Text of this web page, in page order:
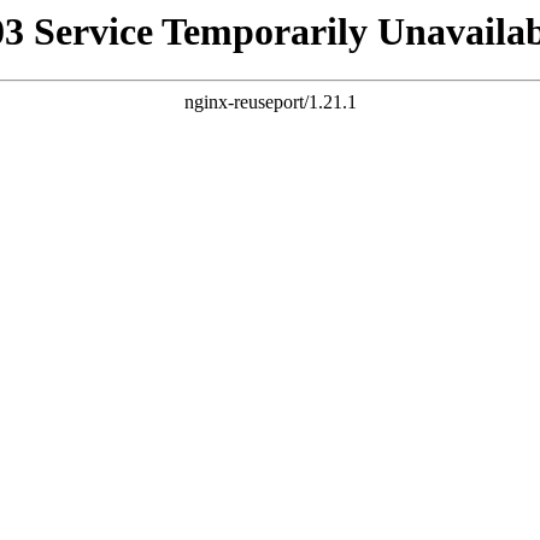
Service Temporarily
nginx-reuseport/1.21.1